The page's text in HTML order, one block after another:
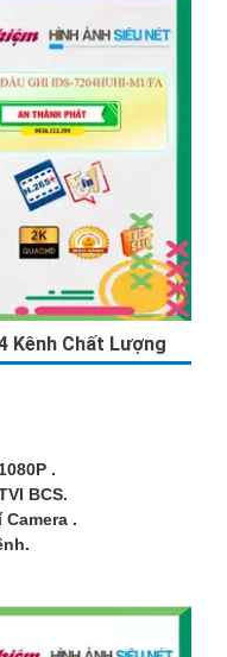
Kênh Chất Lượng
.
BCS.
.